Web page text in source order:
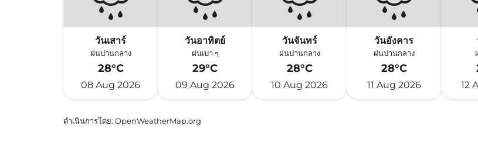
วันเสาร์
ฝนปานกลาง
28°C
08 Aug 2026
วันอาทิตย์
ฝนเบา ๆ
29°C
09 Aug 2026
วันจันทร์
ฝนปานกลาง
28°C
10 Aug 2026
วันอังคาร
ฝนปานกลาง
28°C
11 Aug 2026 12
ดำเนินการโดย: OpenWeatherMap.org